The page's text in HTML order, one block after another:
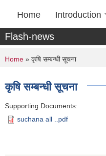
Home Introduction
Flash-news
You are here
Home » कृषि सम्बन्धी सूचना
कृषि सम्बन्धी सूचना
Supporting Documents:
suchana all ..pdf